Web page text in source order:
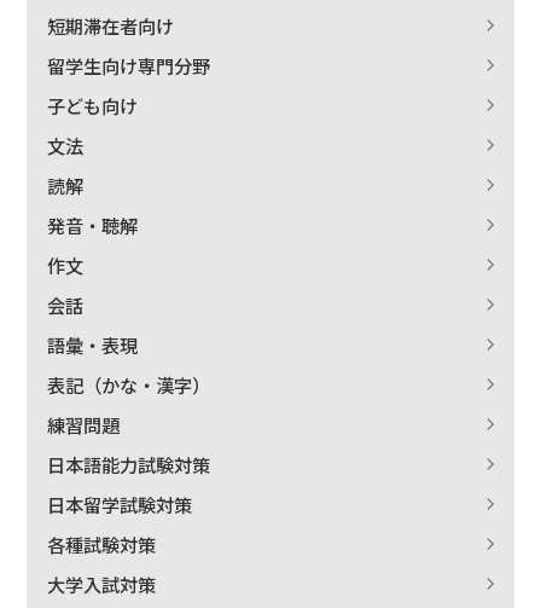
短期滞在者向け
留学生向け専門分野
子ども向け
文法
読解
発音・聴解
作文
会話
語彙・表現
表記（かな・漢字）
練習問題
日本語能力試験対策
日本留学試験対策
各種試験対策
大学入試対策